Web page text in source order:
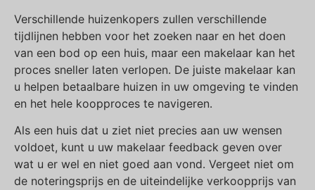
Verschillende huizenkopers zullen verschillende
tijdlijnen hebben voor het zoeken naar en het doen
van een bod op een huis, maar een makelaar kan het
proces sneller laten verlopen. De juiste makelaar kan
u helpen betaalbare huizen in uw omgeving te vinden
en het hele koopproces te navigeren.
Als een huis dat u ziet niet precies aan uw wensen
voldoet, kunt u uw makelaar feedback geven over
wat u er wel en niet goed aan vond. Vergeet niet om
de noteringsprijs en de uiteindelijke verkoopprijs van